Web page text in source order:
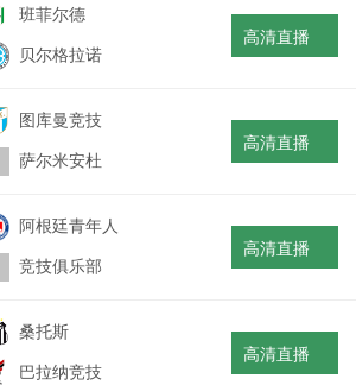
班菲尔德
贝尔格拉诺
高清直播
图库曼竞技
萨尔米安杜
高清直播
阿根廷青年人
竞技俱乐部
高清直播
桑托斯
巴拉纳竞技
高清直播